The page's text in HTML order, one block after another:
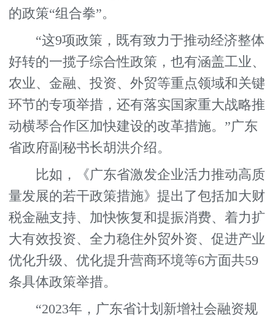
的政策“组合拳”。
“这9项政策，既有致力于推动经济整体
好转的一揽子综合性政策，也有涵盖工业、
农业、金融、投资、外贸等重点领域和关键
环节的专项举措，还有落实国家重大战略推
动横琴合作区加快建设的改革措施。”广东
省政府副秘书长胡洪介绍。
比如，《广东省激发企业活力推动高质
量发展的若干政策措施》提出了包括加大财
税金融支持、加快恢复和提振消费、着力扩
大有效投资、全力稳住外贸外资、促进产业
优化升级、优化提升营商环境等6方面共59
条具体政策举措。
“2023年，广东省计划新增社会融资规